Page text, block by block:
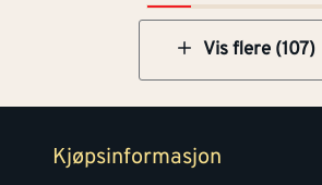
Vis flere (107)
Kjøpsinformasjon
Retur- og angrerettsskjema
Medlemsavtaler